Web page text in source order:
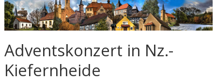
Adventskonzert in Nz.-
Kiefernheide